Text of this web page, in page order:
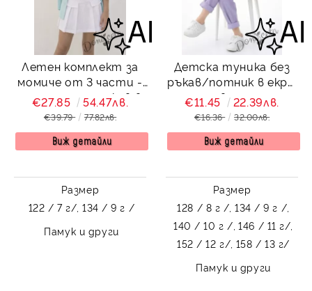
Летен комплект за
момиче от 3 части -
риза с дълъг ръкав в
тюркоаз, бял топ и
€27.85 54.47лв.
€39.79 77.82лв.
Виж детайли
Размер
122 / 7 г/, 134 / 9 г /
Памук и други
Детска туника без
ръкав/потник в екрю
с волан
€11.45 22.39лв.
€16.36 32.00лв.
Виж детайли
Размер
128 / 8 г /, 134 / 9 г /,
140 / 10 г /, 146 / 11 г/,
152 / 12 г/, 158 / 13 г/
Памук и други